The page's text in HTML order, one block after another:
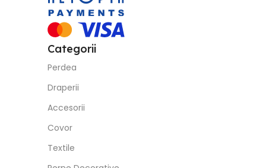
Categorii
Perdea
Draperii
Accesorii
Covor
Textile